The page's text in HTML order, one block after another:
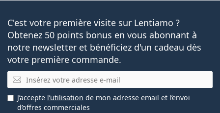
C'est votre première visite sur Lentiamo ?
Obtenez 50 points bonus en vous abonnant à
notre newsletter et bénéficiez d'un cadeau dès
votre première commande.
E-mail
J’accepte l’utilisation de mon adresse email et l’envoi
d’offres commerciales